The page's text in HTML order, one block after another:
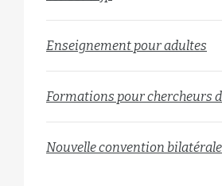
Enseignement pour adultes
Formations pour chercheurs
Nouvelle convention bilatérale